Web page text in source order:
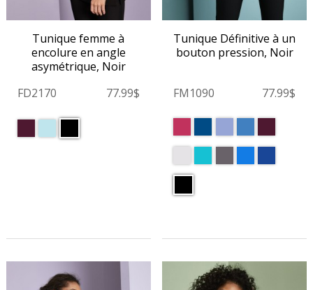
Tunique femme à
encolure en angle
asymétrique, Noir
FD2170
77.99$
Tunique Définitive à un
bouton pression, Noir
FM1090 77.99$